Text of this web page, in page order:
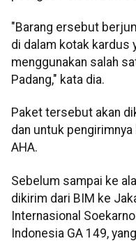
"Barang ersebut
di dalam kotak kardus
menggunakan salah
Padang," kata dia.
Paket tersebut akan
dan untuk
AHA.
Sebelum sampai ke
dikirim dari BIM ke
Internasional
Indonesia GA 149,